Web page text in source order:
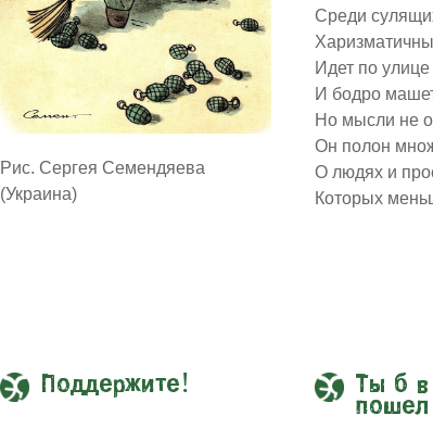
Рис. Сергея Семендяева
(Украина)
Среди
Идет по
И бодро
Но мысли не
Он полон
О людях и
Которых
Поддержите!
Ты б в
пошел